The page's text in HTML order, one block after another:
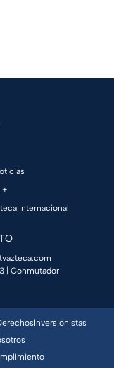
+
Internacional
| Conmutador
Inversionistas